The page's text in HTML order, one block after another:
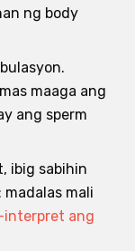
ng body
maaga ang
ang sperm
ibig sabihin
mali
interpret ang